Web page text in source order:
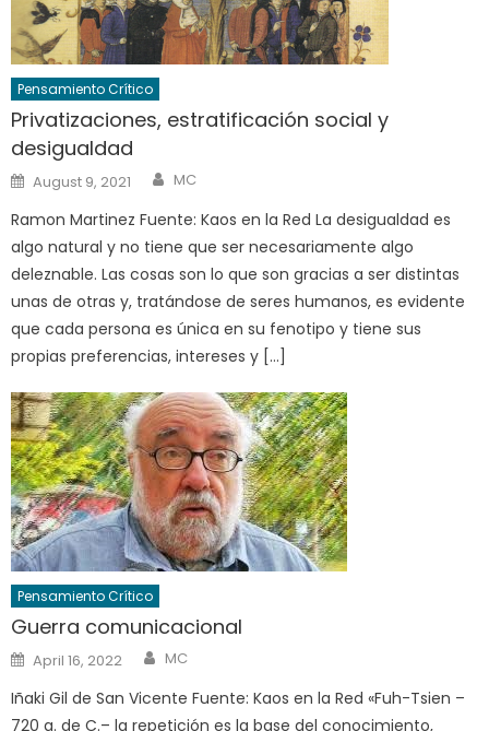
Pensamiento Crítico
Privatizaciones, estratificación social y
desigualdad
Posted
on
August 9, 2021 Author
MC
Ramon Martinez Fuente: Kaos en la Red La desigualdad es
algo natural y no tiene que ser necesariamente algo
deleznable. Las cosas son lo que son gracias a ser distintas
unas de otras y, tratándose de seres humanos, es evidente
que cada persona es única en su fenotipo y tiene sus
propias preferencias, intereses y […]
Pensamiento Crítico
Guerra comunicacional
Posted
on
April 16, 2022 Author
MC
Iñaki Gil de San Vicente Fuente: Kaos en la Red «Fuh-Tsien –
720 a. de C.– la repetición es la base del conocimiento,